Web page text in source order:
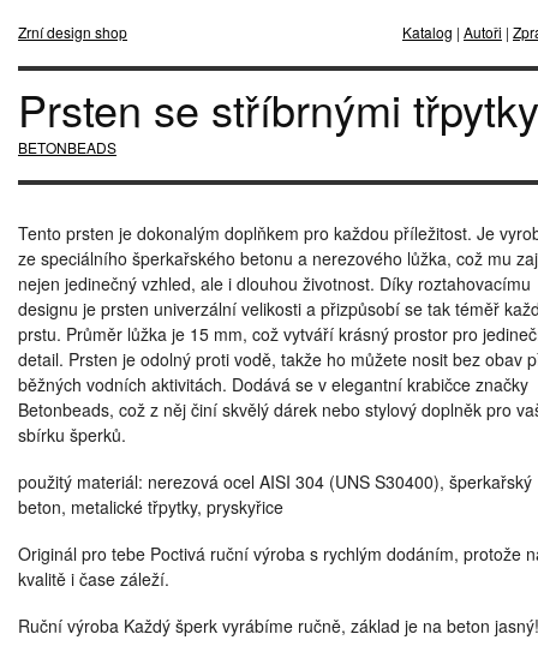
Zrní design shop Katalog | Autoři |
Prsten se stříbrnými třpytky
BETONBEADS
Tento prsten je dokonalým doplňkem pro každou příležitost. Je
ze speciálního šperkařského betonu a nerezového lůžka, což mu
nejen jedinečný vzhled, ale i dlouhou životnost. Díky roztahovacímu
designu je prsten univerzální velikosti a přizpůsobí se tak téměř
prstu. Průměr lůžka je 15 mm, což vytváří krásný prostor pro
detail. Prsten je odolný proti vodě, takže ho můžete nosit bez obav
běžných vodních aktivitách. Dodává se v elegantní krabičce značky
Betonbeads, což z něj činí skvělý dárek nebo stylový doplněk pro
sbírku šperků.
použitý materiál: nerezová ocel AISI 304 (UNS S30400), šperkařský
beton, metalické třpytky, pryskyřice
Originál pro tebe Poctivá ruční výroba s rychlým dodáním, protože
kvalitě i čase záleží.
Ruční výroba Každý šperk vyrábíme ručně, základ je na beton jasný!